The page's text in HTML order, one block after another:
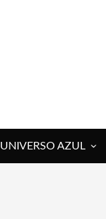
UNIVERSO AZUL